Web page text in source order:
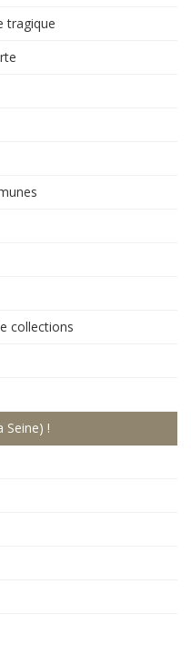
tragique
collections
Seine) !